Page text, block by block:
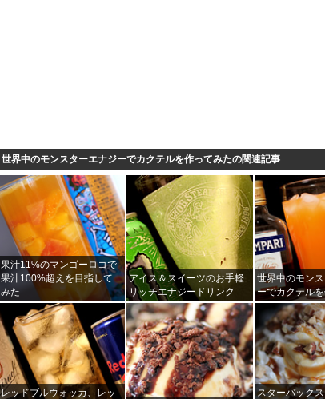
世界中のモンスターエナジーでカクテルを作ってみたの関連記事
果汁11%のマンゴーロコで
果汁100%超えを目指して
みた
アイス＆スイーツのお手軽
リッチエナジードリンク
世界中のモン
ーでカクテル
レッドブルウォッカ、レッ
スターバック